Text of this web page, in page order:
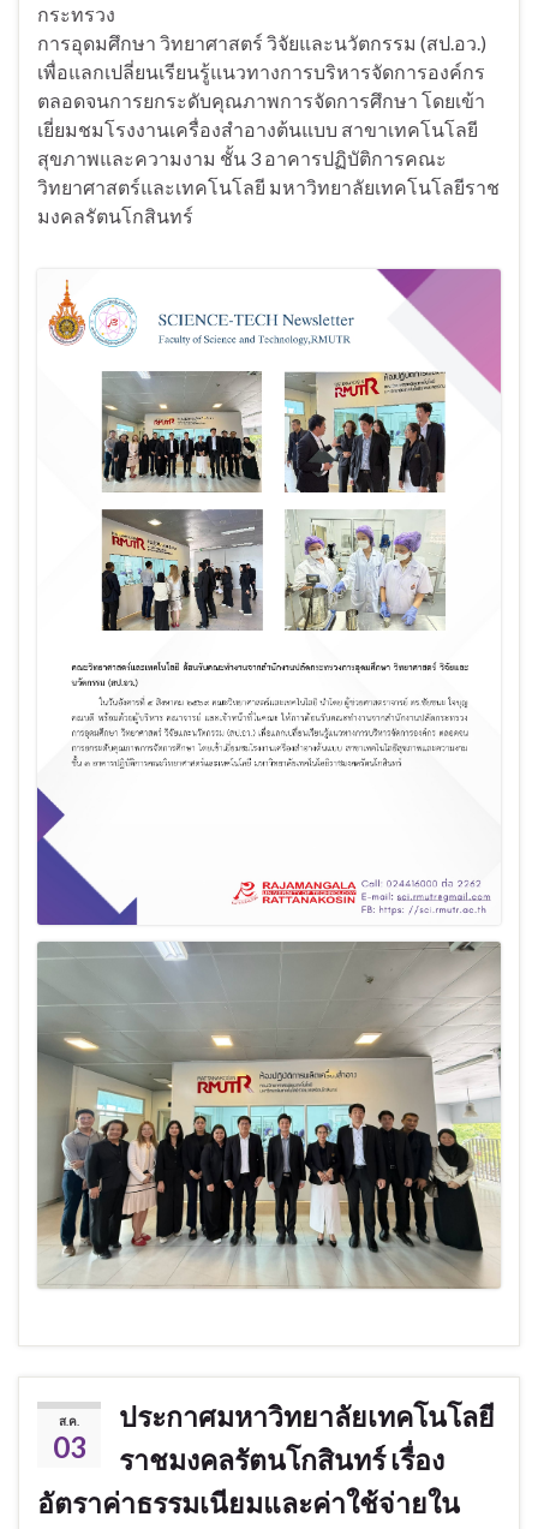
กระทรวง
การอุดมศึกษา วิทยาศาสตร์ วิจัยและนวัตกรรม (สป.อว.)
เพื่อแลกเปลี่ยนเรียนรู้แนวทางการบริหารจัดการองค์กร
ตลอดจนการยกระดับคุณภาพการจัดการศึกษา โดยเข้า
เยี่ยมชมโรงงานเครื่องสำอางต้นแบบ สาขาเทคโนโลยี
สุขภาพและความงาม ชั้น 3 อาคารปฏิบัติการคณะ
วิทยาศาสตร์และเทคโนโลยี มหาวิทยาลัยเทคโนโลยีราช
มงคลรัตนโกสินทร์
ส.ค.
03
ประกาศมหาวิทยาลัยเทคโนโลยี
ราชมงคลรัตนโกสินทร์ เรื่อง
อัตราค่าธรรมเนียมและค่าใช้จ่ายใน